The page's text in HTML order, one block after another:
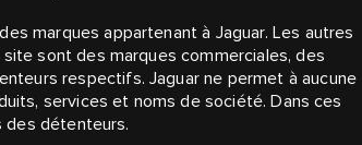
marques appartenant à Jaguar. Les autres
sont des marques commerciales, des
respectifs. Jaguar ne permet à aucune
services et noms de société. Dans ces
détenteurs.